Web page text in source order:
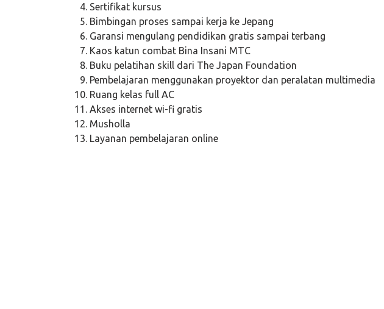
Sertifikat kursus
Bimbingan proses sampai kerja ke Jepang
Garansi mengulang pendidikan gratis sampai terbang
Kaos katun combat Bina Insani MTC
Buku pelatihan skill dari The Japan Foundation
Pembelajaran menggunakan proyektor dan peralatan multimedia
Ruang kelas full AC
Akses internet wi-fi gratis
Musholla
Layanan pembelajaran online